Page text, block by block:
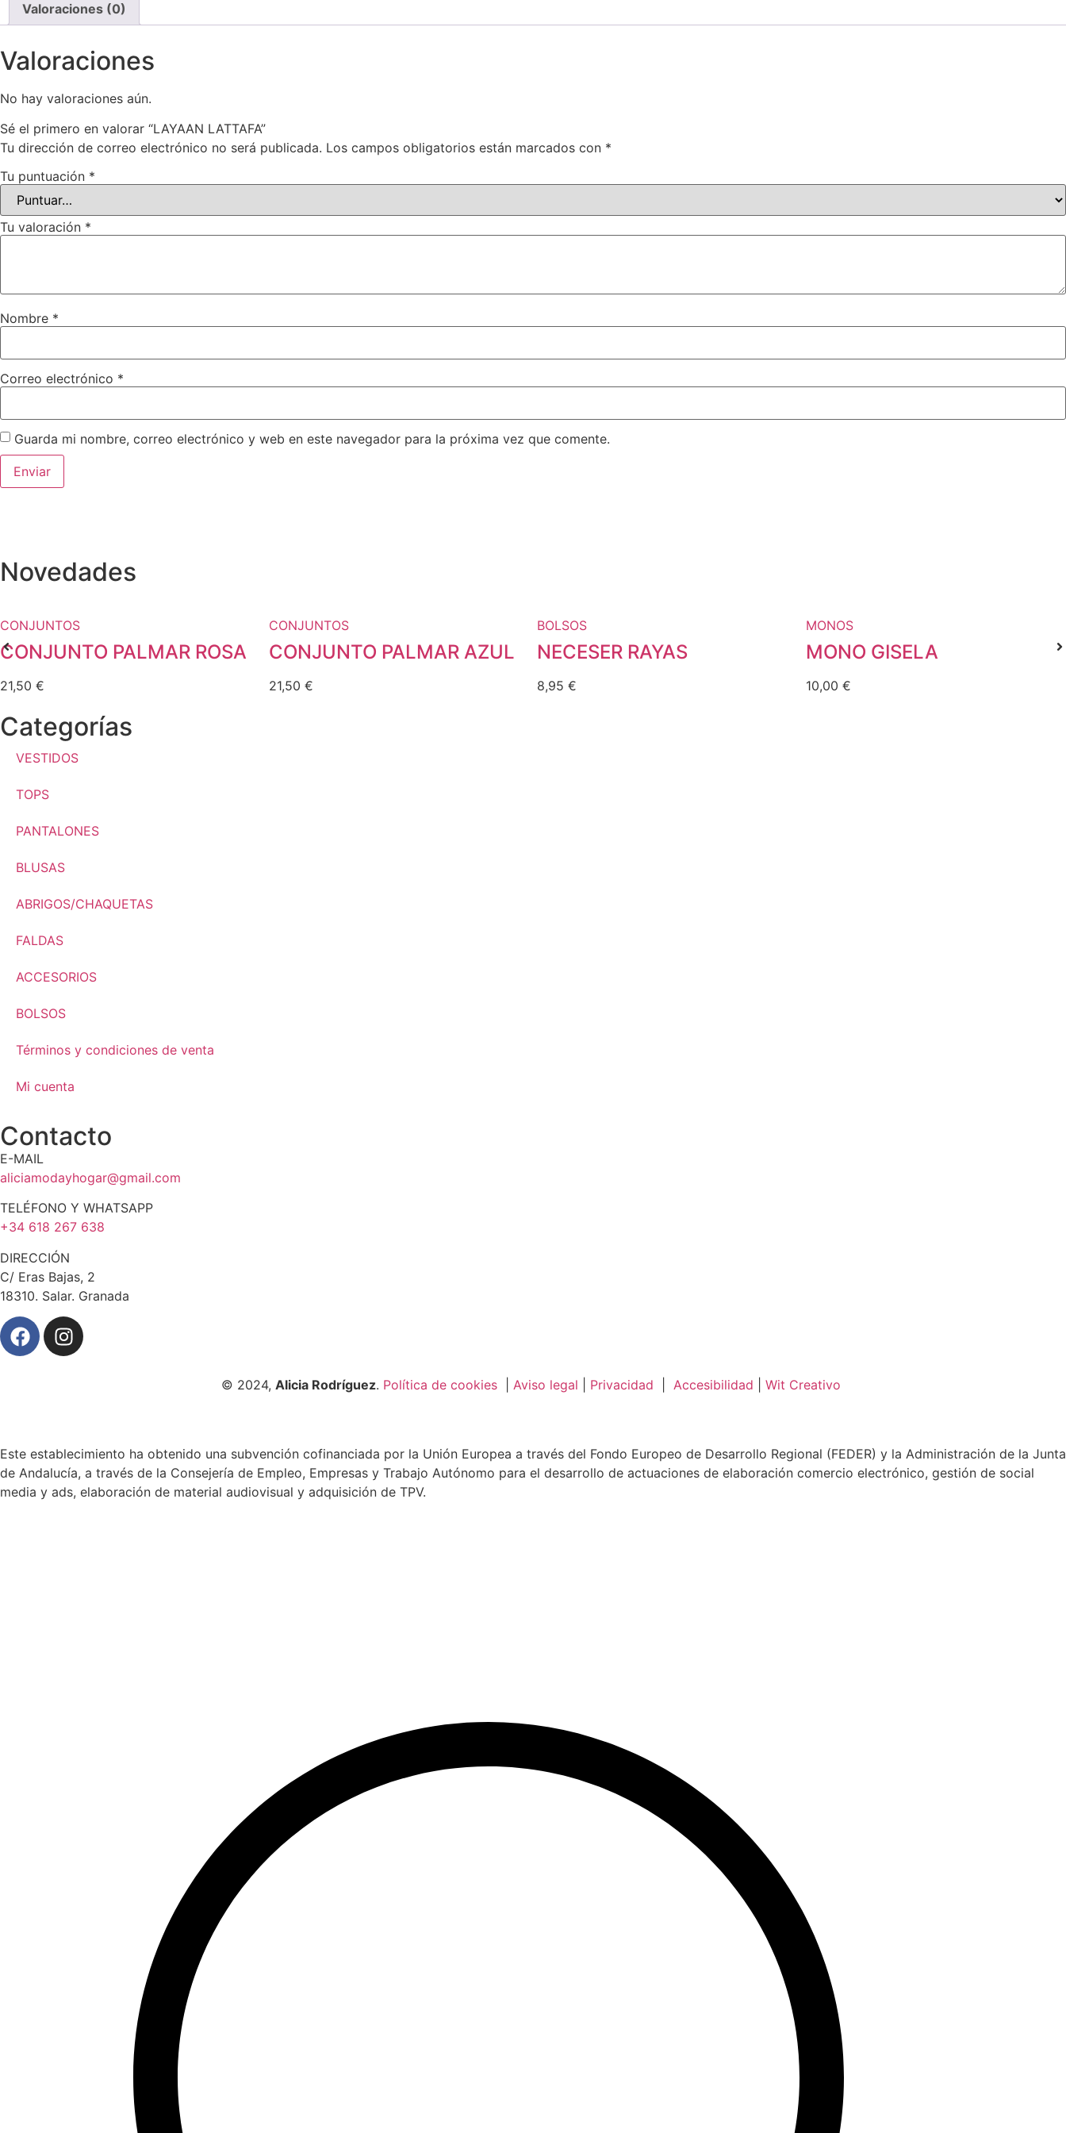
Valoraciones (0)
Valoraciones
No hay valoraciones aún.
Sé el primero en valorar “LAYAAN LATTAFA”
Tu dirección de correo electrónico no será publicada. Los campos obligatorios están marcados con *
Tu puntuación *
Tu valoración *
Nombre *
Correo electrónico *
Guarda mi nombre, correo electrónico y web en este navegador para la próxima vez que comente.
Novedades
CONJUNTOS
CONJUNTO PALMAR ROSA
21,50 €
CONJUNTOS
CONJUNTO PALMAR AZUL
21,50 €
BOLSOS
NECESER RAYAS
8,95 €
MONOS
MONO GISELA
10,00 €
Categorías
VESTIDOS
TOPS
PANTALONES
BLUSAS
ABRIGOS/CHAQUETAS
FALDAS
ACCESORIOS
BOLSOS
Términos y condiciones de venta
Mi cuenta
Contacto
E-MAIL
aliciamodayhogar@gmail.com
TELÉFONO Y WHATSAPP
+34 618 267 638
DIRECCIÓN
C/ Eras Bajas, 2
18310. Salar. Granada
© 2024, Alicia Rodríguez. Política de cookies Aviso legal Privacidad Accesibilidad Wit Creativo
Este establecimiento ha obtenido una subvención cofinanciada por la Unión Europea a través del Fondo Europeo de Desarrollo Regional (FEDER) y la Administración de la Junta
de Andalucía, a través de la Consejería de Empleo, Empresas y Trabajo Autónomo para el desarrollo de actuaciones de elaboración comercio electrónico, gestión de social
media y ads, elaboración de material audiovisual y adquisición de TPV.